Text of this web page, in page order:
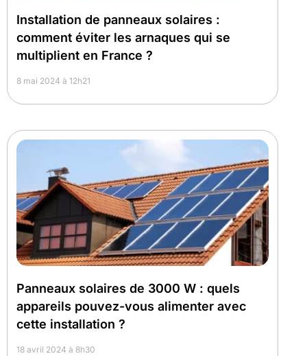
Installation de panneaux solaires :
comment éviter les arnaques qui se
multiplient en France ?
8 mai 2024 à 12h21
Panneaux solaires de 3000 W : quels
appareils pouvez-vous alimenter avec
cette installation ?
18 avril 2024 à 8h30